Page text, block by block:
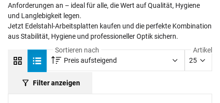
Anforderungen an – ideal für alle, die Wert auf Qualität, Hygiene
und Langlebigkeit legen.
Jetzt Edelstahl-Arbeitsplatten kaufen und die perfekte Kombination
aus Stabilität, Hygiene und professioneller Optik sichern.
Filter anzeigen
Sortieren nach
Preis aufsteigend
Artikel
25